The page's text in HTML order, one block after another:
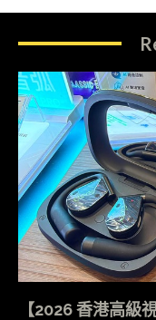
【2026 香港高